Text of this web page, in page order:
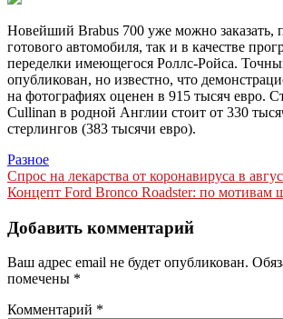
Новейший Brabus 700 уже можно заказать,
готового автомобиля, так и в качестве
переделки имеющегося Роллс-Ройса.
опубликован, но известно, что
на фотографиях оценен в 915 тысяч евро.
Cullinan в родной Англии стоит от 330
стерлингов (383 тысячи евро).
Разное
Навигация
по
записям
Спрос на лекарства от коронавируса в
Концепт Ford Bronco Roadster: по мотивам
Добавить комментарий
Ваш адрес email не будет опубликован.
помечены *
Комментарий *